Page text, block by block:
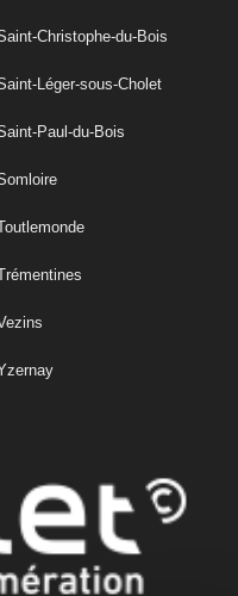
Christophe-du-Bois
Léger-sous-Cholet
Paul-du-Bois